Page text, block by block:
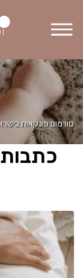
סורמום פונקאות
כתבות